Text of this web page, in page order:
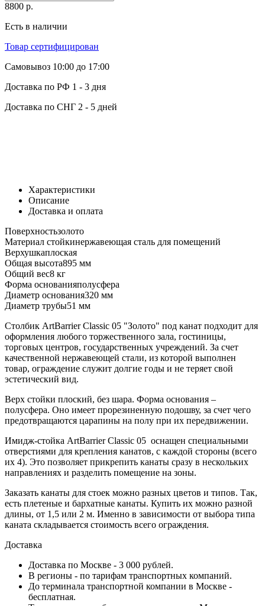
8800 р.
Есть в наличии
Товар сертифицирован
Самовывоз 10:00 до 17:00
Доставка по РФ 1 - 3 дня
Доставка по СНГ 2 - 5 дней
Характеристики
Описание
Доставка и оплата
Поверхностьзолото
Материал стойкинержавеющая сталь для помещений
Верхушкаплоская
Общая высота895 мм
Общий вес8 кг
Форма основанияполусфера
Диаметр основания320 мм
Диаметр трубы51 мм
Столбик ArtBarrier Classic 05 "Золото" под канат подходит для
оформления любого торжественного зала, гостиницы,
торговых центров, государственных учреждений. За счет
качественной нержавеющей стали, из которой выполнен
товар, ограждение служит долгие годы и не теряет свой
эстетический вид.
Верх стойки плоский, без шара. Форма основания –
полусфера. Оно имеет прорезиненную подошву, за счет чего
предотвращаются царапины на полу при их передвижении.
Имидж-стойка ArtBarrier Classic 05 оснащен специальными
отверстиями для крепления канатов, с каждой стороны (всего
их 4). Это позволяет прикрепить канаты сразу в нескольких
направлениях и разделить помещение на зоны.
Заказать канаты для стоек можно разных цветов и типов. Так,
есть плетеные и бархатные канаты. Купить их можно разной
длины, от 1,5 или 2 м. Именно в зависимости от выбора типа
каната складывается стоимость всего ограждения.
Доставка
Доставка по Москве - 3 000 рублей.
В регионы - по тарифам транспортных компаний.
До терминала транспортной компании в Москве -
бесплатная.